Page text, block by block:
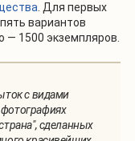
. Для первых
вариантов
1500 экземпляров.
с видами
сделанных